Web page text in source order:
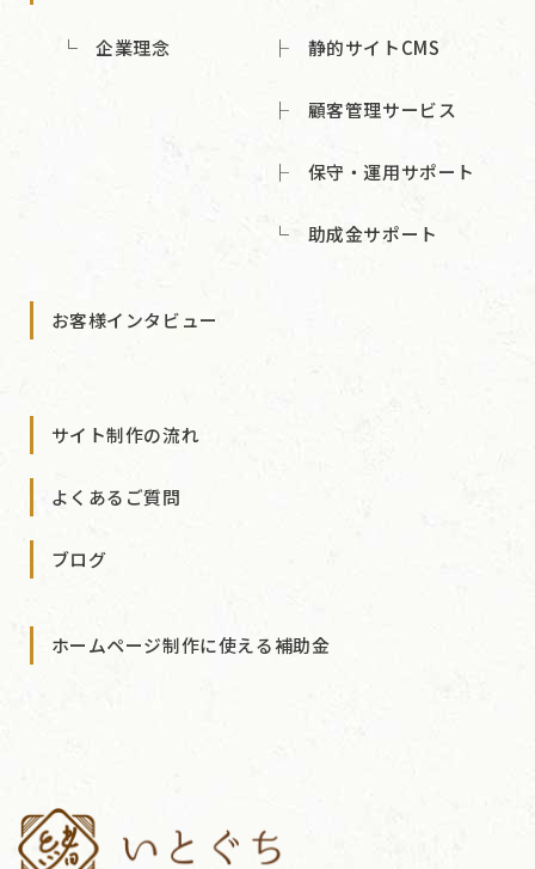
企業理念 静的サイトCMS
顧客管理サービス
保守・運用サポート
助成金サポート
お客様インタビュー
サイト制作の流れ
よくあるご質問
ブログ
ホームページ制作に使える補助金